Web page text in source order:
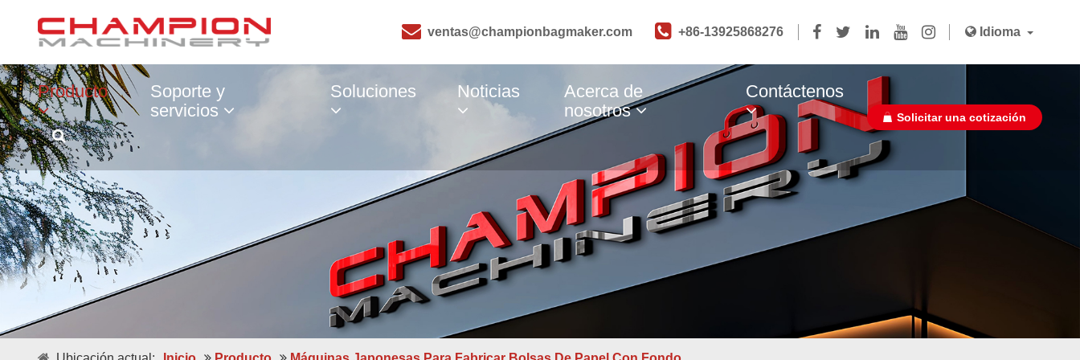
ventas@championbagmaker.com +86-13925868276 Idioma
Producto
Soporte y
servicios
Soluciones Noticias
Acerca de
nosotros
Contáctenos
Solicitar una cotización